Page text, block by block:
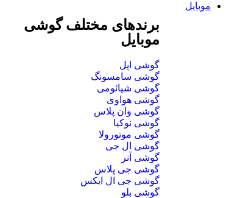
موبایل
برندهای مختلف گوشی
موبایل
گوشی اپل
گوشی سامسونگ
گوشی شیائومی
گوشی هواوی
گوشی وان پلاس
گوشی نوکیا
گوشی موتورولا
گوشی ال جی
گوشی آنر
گوشی جی پلاس
گوشی جی ال ایکس
گوشی بلو